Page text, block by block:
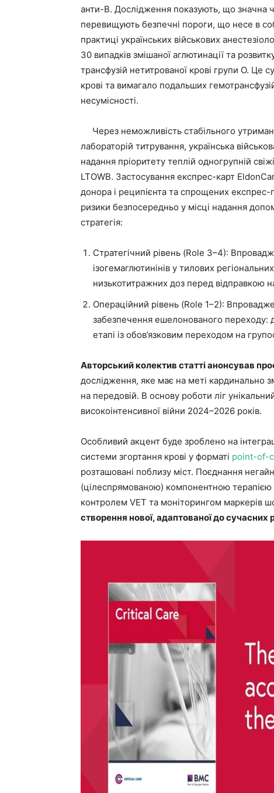
анти-B. Дослідження показують, що значна
перевищують безпечні пороги, що несе в
практиці українських військових
30 випадків змішаної аглютинації та
трансфузій нетитрованої крові групи О. Це
крові та вимагало подальших
несумісності.
Через неможливість стабільного
лабораторій титрування, українська
надання пріоритету теплій одногрупній
LTOWB. Застосування експрес-карт
донора і реципієнта та спрощених експрес-
ризики безпосередньо у місці надання
стратегія:
Стратегічний рівень (Role 3–4):
ізогемаглютинінів у тилових
низькотитражних доз перед відправкою
Операційний рівень (Role 1–2):
забезпечення ешелонованого переходу:
етапі із обов’язковим переходом на
Авторський колектив статті анонсував
дослідження, яке має на меті кардинально
на передовій. В основу роботи ліг
високоінтенсивної війни 2024–2026 років.
Особливий акцент буде зроблено на
системи згортання крові у форматі point-of-
розташовані поблизу міст. Поєднання
(цілеспрямованою) компонентною терапією
контролем VET та моніторингом маркерів
створення нової, адаптованої до сучасних